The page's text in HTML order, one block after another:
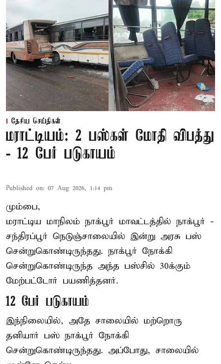
தேசிய செய்திகள்
மராட்டியம்: 2 பஸ்கள் மோதி விபத்து
- 12 பேர் படுகாயம்
Published on: 07 Aug 2026, 1:14 pm
மும்பை,
மராட்டிய மாநிலம் நாக்பூர் மாவட்டத்தில் நாக்பூர் -
சந்திரப்பூர் நெடுஞ்சாலையில் இன்று அரசு பஸ்
சென்றுகொண்டிருந்தது. நாக்பூர் நோக்கி
சென்றுகொண்டிருந்த அந்த பஸ்சில் 30க்கும்
மேற்பட்டோர் பயணித்தனர்.
12 பேர் படுகாயம்
இந்நிலையில், அதே சாலையில் மற்றொரு
தனியார் பஸ் நாக்பூர் நோக்கி
சென்றுகொண்டிருந்தது. அப்போது, சாலையில்